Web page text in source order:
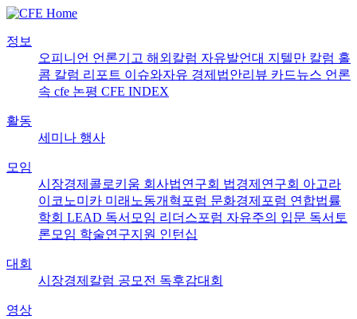
정보
오피니언 언론기고 해외칼럼 자유발언대 지텔만 칼럼 홀
콤 칼럼 리포트 이슈와자유 경제법안리뷰 카드뉴스 언론
속 cfe 논평 CFE INDEX
활동
세미나 행사
모임
시장경제콜로키움 회사법연구회 법경제연구회 아고라
이코노미카 미래노동개혁포럼 문화경제포럼 연합법률
학회 LEAD 독서모임 리더스포럼 자유주의 입문 독서토
론모임 학술연구지원 인턴십
대회
시장경제칼럼 공모전 독후감대회
영상